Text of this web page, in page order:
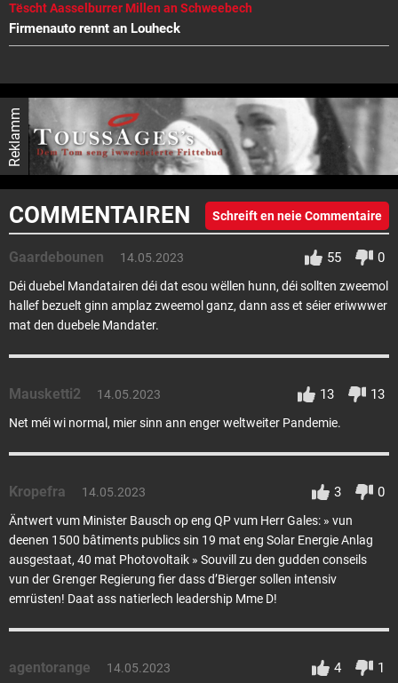
Tëscht Aasselburrer Millen an Schweebech
Firmenauto rennt an Louheck
Reklamm
COMMENTAIREN Schreift en neie Commentaire
Gaardebounen 14.05.2023 55 0
Déi duebel Mandatairen déi dat esou wëllen hunn, déi sollten zweemol
hallef bezuelt ginn amplaz zweemol ganz, dann ass et séier eriwwwer
mat den duebele Mandater.
Mausketti2 14.05.2023 13 13
Net méi wi normal, mier sinn ann enger weltweiter Pandemie.
Kropefra 14.05.2023 3 0
Äntwert vum Minister Bausch op eng QP vum Herr Gales: » vun
deenen 1500 bâtiments publics sin 19 mat eng Solar Energie Anlag
ausgestaat, 40 mat Photovoltaik » Souvill zu den gudden conseils
vun der Grenger Regierung fier dass d’Bierger sollen intensiv
emrüsten! Daat ass natierlech leadership Mme D!
agentorange 14.05.2023 4 1